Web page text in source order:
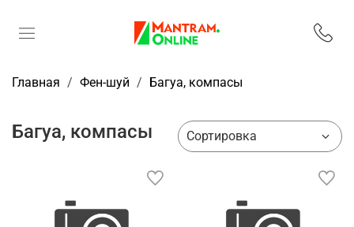
Главная Фен-шуй Багуа, компасы
Багуа, компасы